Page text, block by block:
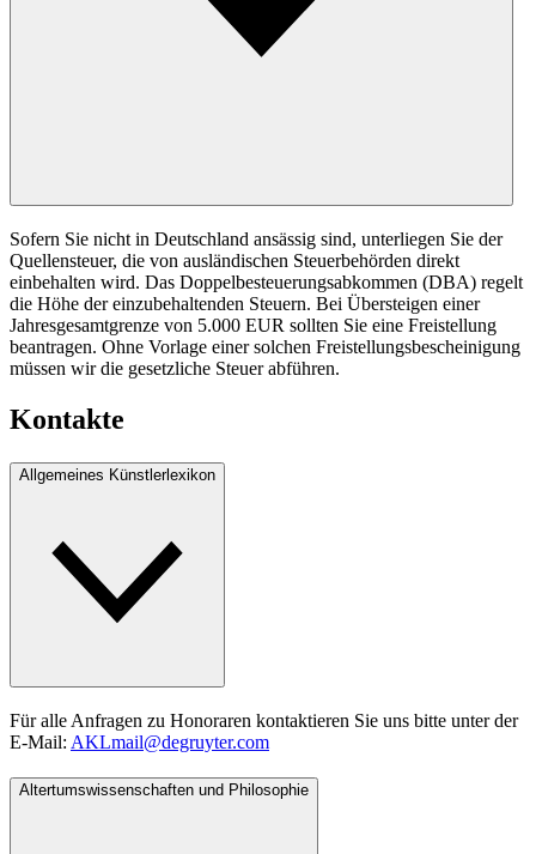
Sofern Sie nicht in Deutschland ansässig sind, unterliegen Sie der
Quellensteuer, die von ausländischen Steuerbehörden direkt
einbehalten wird. Das Doppelbesteuerungsabkommen (DBA) regelt
die Höhe der einzubehaltenden Steuern. Bei Übersteigen einer
Jahresgesamtgrenze von 5.000 EUR sollten Sie eine Freistellung
beantragen. Ohne Vorlage einer solchen Freistellungsbescheinigung
müssen wir die gesetzliche Steuer abführen.
Kontakte
Allgemeines Künstlerlexikon
Für alle Anfragen zu Honoraren kontaktieren Sie uns bitte unter der
E-Mail: AKLmail@degruyter.com
Altertumswissenschaften und Philosophie